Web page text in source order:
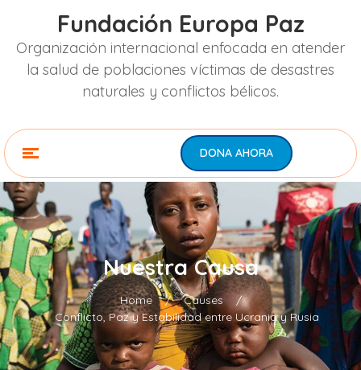
Fundación Europa Paz
Organización internacional enfocada en atender
la salud de poblaciones víctimas de desastres
naturales y conflictos bélicos.
DONA AHORA
Nuestra Causa
Home / Causes
/
Conflicto, Paz y Estabilidad entre Ucrania y Rusia